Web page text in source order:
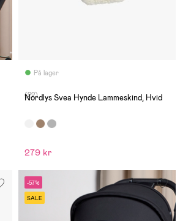
På lager
(22)
Nordlys Svea Hynde Lammeskind, Hvid
279 kr
-57%
SALE